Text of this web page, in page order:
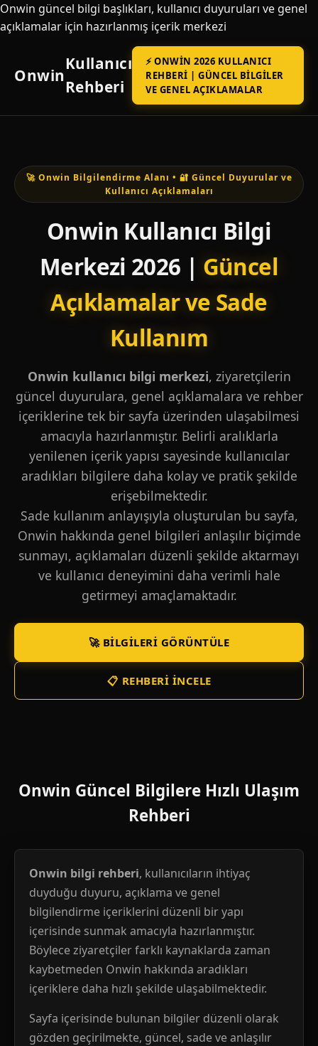
Onwin güncel bilgi başlıkları, kullanıcı duyuruları ve genel
açıklamalar için hazırlanmış içerik merkezi
Onwin
Kullanıcı
Rehberi
⚡ ONWIN 2026 KULLANICI
REHBERI | GÜNCEL BILGILER
VE GENEL AÇIKLAMALAR
🚀 Onwin Bilgilendirme Alanı • 🔐 Güncel Duyurular ve
Kullanıcı Açıklamaları
Onwin Kullanıcı Bilgi
Merkezi 2026 | Güncel
Açıklamalar ve Sade
Kullanım
Onwin kullanıcı bilgi merkezi, ziyaretçilerin
güncel duyurulara, genel açıklamalara ve rehber
içeriklerine tek bir sayfa üzerinden ulaşabilmesi
amacıyla hazırlanmıştır. Belirli aralıklarla
yenilenen içerik yapısı sayesinde kullanıcılar
aradıkları bilgilere daha kolay ve pratik şekilde
erişebilmektedir.
Sade kullanım anlayışıyla oluşturulan bu sayfa,
Onwin hakkında genel bilgileri anlaşılır biçimde
sunmayı, açıklamaları düzenli şekilde aktarmayı
ve kullanıcı deneyimini daha verimli hale
getirmeyi amaçlamaktadır.
🚀 BILGILERI GÖRÜNTÜLE
📋 REHBERI İNCELE
Onwin Güncel Bilgilere Hızlı Ulaşım
Rehberi
Onwin bilgi rehberi, kullanıcıların ihtiyaç
duyduğu duyuru, açıklama ve genel
bilgilendirme içeriklerini düzenli bir yapı
içerisinde sunmak amacıyla hazırlanmıştır.
Böylece ziyaretçiler farklı kaynaklarda zaman
kaybetmeden Onwin hakkında aradıkları
içeriklere daha hızlı şekilde ulaşabilmektedir.
Sayfa içerisinde bulunan bilgiler düzenli olarak
gözden geçirilmekte, güncel, sade ve anlaşılır